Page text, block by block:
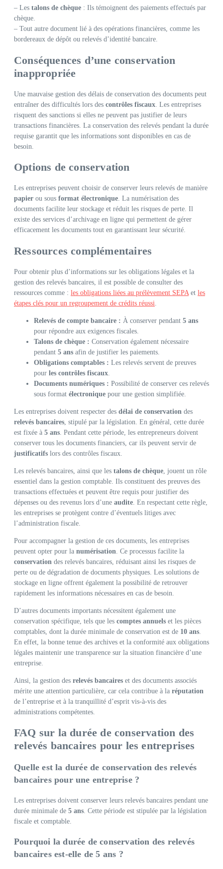
– Les talons de chèque : Ils témoignent des paiements effectués par
chèque.
– Tout autre document lié à des opérations financières, comme les
bordereaux de dépôt ou relevés d’identité bancaire.
Conséquences d’une conservation
inappropriée
Une mauvaise gestion des délais de conservation des documents peut
entraîner des difficultés lors des contrôles fiscaux . Les entreprises
risquent des sanctions si elles ne peuvent pas justifier de leurs
transactions financières. La conservation des relevés pendant la durée
requise garantit que les informations sont disponibles en cas de
besoin.
Options de conservation
Les entreprises peuvent choisir de conserver leurs relevés de manière
papier ou sous format électronique. La numérisation des
documents facilite leur stockage et réduit les risques de perte. Il
existe des services d’archivage en ligne qui permettent de gérer
efficacement les documents tout en garantissant leur sécurité.
Ressources complémentaires
Pour obtenir plus d’informations sur les obligations légales et la
gestion des relevés bancaires, il est possible de consulter des
ressources comme : les obligations liées au prélèvement SEPA et les
étapes clés pour un regroupement de crédits réussi
Relevés de compte bancaire : À conserver pendant 5 ans
pour répondre aux exigences fiscales.
Talons de chèque : Conservation également nécessaire
pendant 5 ans afin de justifier les paiements.
Obligations comptables : Les relevés servent de preuves
pour les contrôles fiscaux
Documents numériques : Possibilité de conserver ces relevés
sous format électronique pour une gestion simplifiée.
Les entreprises doivent respecter des délai de conservation des
relevés bancaires , stipulé par la législation. En général, cette durée
est fixée à 5 ans . Pendant cette période, les entrepreneurs doivent
conserver tous les documents financiers, car ils peuvent servir de
justificatifs lors des contrôles fiscaux.
Les relevés bancaires, ainsi que les talons de chèque , jouent un rôle
essentiel dans la gestion comptable. Ils constituent des preuves des
transactions effectuées et peuvent être requis pour justifier des
dépenses ou des revenus lors d’une audite . En respectant cette règle,
les entreprises se protègent contre d’éventuels litiges avec
l’administration fiscale.
Pour accompagner la gestion de ces documents, les entreprises
peuvent opter pour la numérisation . Ce processus facilite la
conservation des relevés bancaires, réduisant ainsi les risques de
perte ou de dégradation de documents physiques. Les solutions de
stockage en ligne offrent également la possibilité de retrouver
rapidement les informations nécessaires en cas de besoin.
D’autres documents importants nécessitent également une
conservation spécifique, tels que les comptes annuels et les pièces
comptables, dont la durée minimale de conservation est de 10 ans
En effet, la bonne tenue des archives et la conformité aux obligations
légales maintenir une transparence sur la situation financière d’une
entreprise.
Ainsi, la gestion des relevés bancaires et des documents associés
mérite une attention particulière, car cela contribue à la réputation
de l’entreprise et à la tranquillité d’esprit vis-à-vis des
administrations compétentes.
FAQ sur la durée de conservation des
relevés bancaires pour les entreprises
Quelle est la durée de conservation des relevés
bancaires pour une entreprise ?
Les entreprises doivent conserver leurs relevés bancaires pendant une
durée minimale de 5 ans. Cette période est stipulée par la législation
fiscale et comptable.
Pourquoi la durée de conservation des relevés
bancaires est-elle de 5 ans ?